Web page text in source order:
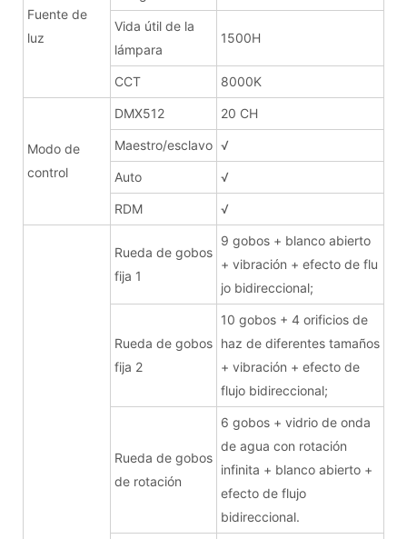
Fuente de
luz
Vida útil de la
lámpara
1500H
CCT 8000K
Modo de
control
DMX512 20 CH
Maestro/esclavo √
Auto √
RDM √
Rueda de gobos
fija 1
9 gobos + blanco abierto
+ vibración + efecto de flu
jo bidireccional;
Rueda de gobos
fija 2
10 gobos + 4 orificios de
haz de diferentes tamaños
+ vibración + efecto de
flujo bidireccional;
Rueda de gobos
de rotación
6 gobos + vidrio de onda
de agua con rotación
infinita + blanco abierto +
efecto de flujo
bidireccional.